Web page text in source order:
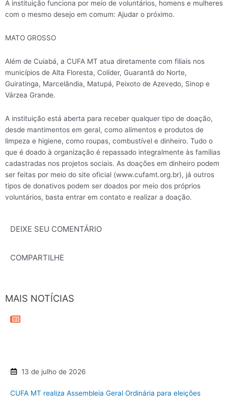
A instituição funciona por meio de voluntários, homens e mulheres
com o mesmo desejo em comum: Ajudar o próximo.
MATO GROSSO
Além de Cuiabá, a CUFA MT atua diretamente com filiais nos
municípios de Alta Floresta, Colíder, Guarantã do Norte,
Guiratinga, Marcelândia, Matupá, Peixoto de Azevedo, Sinop e
Várzea Grande.
A instituição está aberta para receber qualquer tipo de doação,
desde mantimentos em geral, como alimentos e produtos de
limpeza e higiene, como roupas, combustível e dinheiro. Tudo o
que é doado à organização é repassado integralmente às famílias
cadastradas nos projetos sociais. As doações em dinheiro podem
ser feitas por meio do site oficial (www.cufamt.org.br), já outros
tipos de donativos podem ser doados por meio dos próprios
voluntários, basta entrar em contato e realizar a doação.
DEIXE SEU COMENTÁRIO
COMPARTILHE
MAIS NOTÍCIAS
13 de julho de 2026
CUFA MT realiza Assembleia Geral Ordinária para eleições